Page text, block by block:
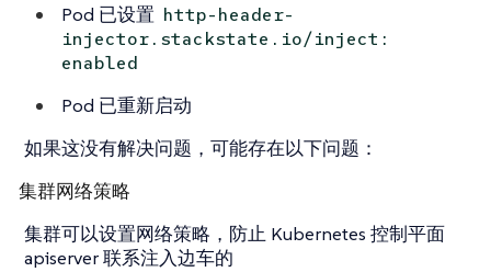
Pod 已设置 http-header-
injector.stackstate.io/inject:
enabled
Pod 已重新启动
如果这没有解决问题，可能存在以下问题：
集群网络策略
集群可以设置网络策略，防止 Kubernetes 控制平面
apiserver 联系注入边车的